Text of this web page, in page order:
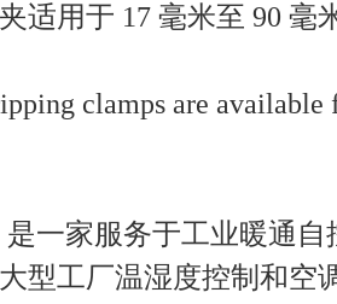
适用于 17 毫米至 90 毫
clamps are available
一家服务于工业暖通自
型工厂温湿度控制和空